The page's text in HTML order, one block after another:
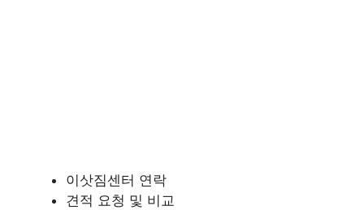
이삿짐센터 연락
견적 요청 및 비교